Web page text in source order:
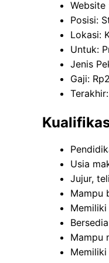
Website
Posisi:
Lokasi:
Untuk:
Jenis
Gaji: Rp
Usia
Jujur,
Mampu
Mampu